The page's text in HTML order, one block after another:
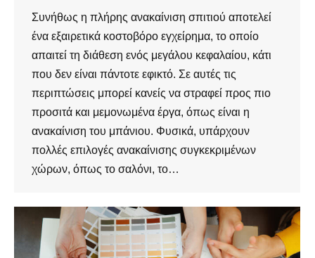
Συνήθως η πλήρης ανακαίνιση σπιτιού αποτελεί
ένα εξαιρετικά κοστοβόρο εγχείρημα, το οποίο
απαιτεί τη διάθεση ενός μεγάλου κεφαλαίου, κάτι
που δεν είναι πάντοτε εφικτό. Σε αυτές τις
περιπτώσεις μπορεί κανείς να στραφεί προς πιο
προσιτά και μεμονωμένα έργα, όπως είναι η
ανακαίνιση του μπάνιου. Φυσικά, υπάρχουν
πολλές επιλογές ανακαίνισης συγκεκριμένων
χώρων, όπως το σαλόνι, το…